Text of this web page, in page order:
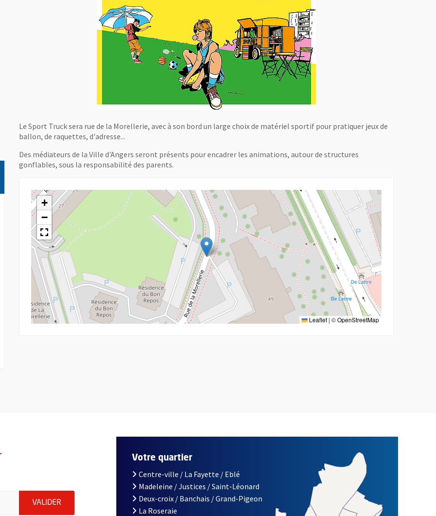
Le Sport Truck sera rue de la Morellerie, avec à son bord un large choix de matériel sportif pour pratiquer jeux de
ballon, de raquettes, d'adresse...
Des médiateurs de la Ville d'Angers seront présents pour encadrer les animations, autour de structures
gonflables, sous la responsabilité des parents.
+
−
Leaflet | ©OpenStreetMap
indiquez votre email (champ obligatoire)
VALIDER ENVOYER MA DEMANDE D'INSCRIPTION À LA LETTRE D'INFORMATION DE LA VILLE D'ANGERS
Votre quartier
Centre-ville / La Fayette / Eblé
Madeleine / Justices / Saint-Léonard
Deux-croix / Banchais / Grand-Pigeon
La Roseraie